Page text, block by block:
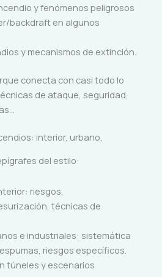
y fenómenos peligrosos
backdraft en algunos
y mecanismos de extinción.
conecta con casi todo lo
de ataque, seguridad,
interior, urbano,
del estilo:
riesgos,
técnicas de
e industriales: sistemática
riesgos específicos.
túneles y escenarios